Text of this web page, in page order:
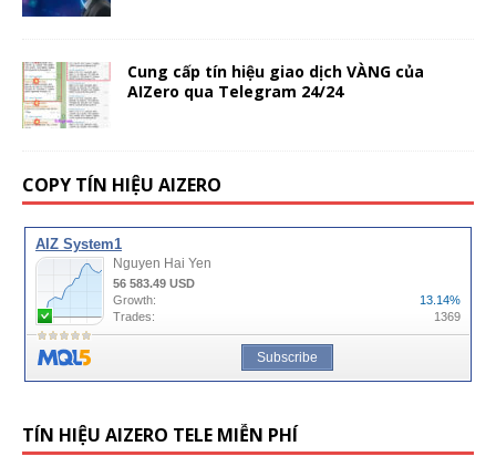
Cung cấp tín hiệu giao dịch VÀNG của
AIZero qua Telegram 24/24
COPY TÍN HIỆU AIZERO
TÍN HIỆU AIZERO TELE MIỄN PHÍ